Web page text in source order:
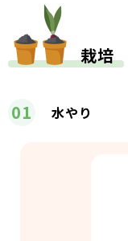
栽培
01 水やり